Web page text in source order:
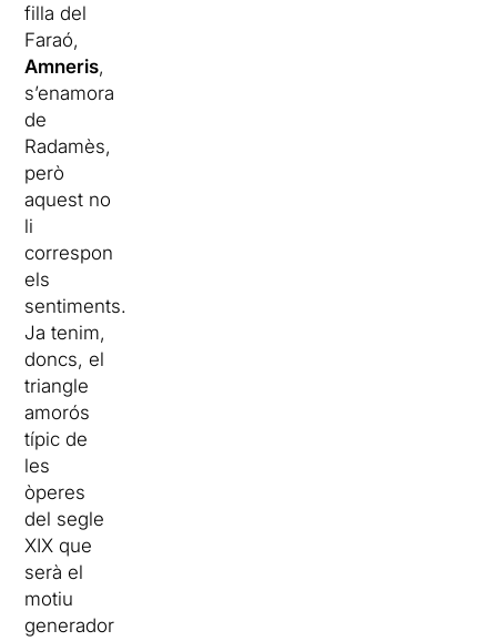
filla del
Faraó,
Amneris,
s’enamora
de
Radamès,
però
aquest no
li
correspon
els
sentiments.
Ja tenim,
doncs, el
triangle
amorós
típic de
les
òperes
del segle
XIX que
serà el
motiu
generador